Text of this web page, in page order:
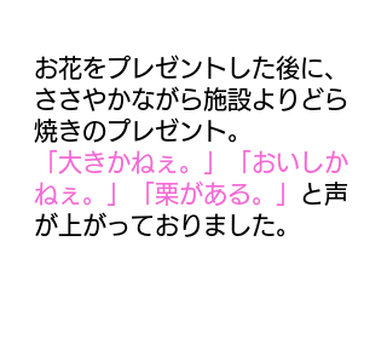
お花をプレゼントした後に、
ささやかながら施設よりどら
焼きのプレゼント。
「大きかねぇ。」「おいしか
ねぇ。」「栗がある。」 と声
が上がっておりました。